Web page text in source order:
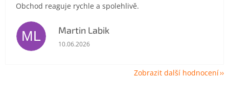
Obchod reaguje rychle a spolehlivě.
ML Martin Labik
Hodnocení obchodu je 5 z 5 hvězdiček.
10.06.2026
Zobrazit další hodnocení